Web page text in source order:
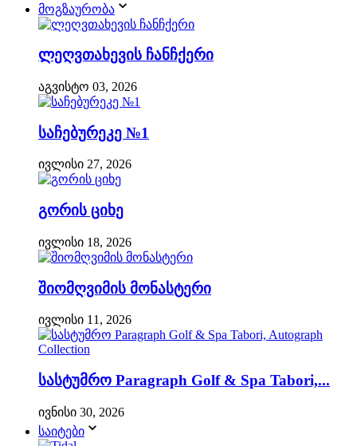
მოგზაურობა
ლეღვთახევის ჩანჩქერი
აგვისტო 03, 2026
საჩებურეკე №1
ივლისი 27, 2026
გორის ციხე
ივლისი 18, 2026
შიომღვიმის მონასტერი
ივლისი 11, 2026
სასტუმრო Paragraph Golf & Spa Tabori,...
ივნისი 30, 2026
საიტები